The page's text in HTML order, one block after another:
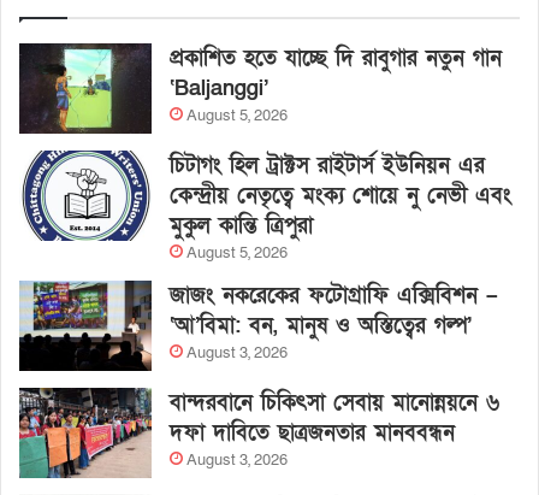
প্রকাশিত হতে যাচ্ছে দি রাবুগার নতুন গান
‘Baljanggi’
August 5, 2026
চিটাগং হিল ট্রাক্টস রাইটার্স ইউনিয়ন এর
কেন্দ্রীয় নেতৃত্বে মংক্য শোয়ে নু নেভী এবং
মুকুল কান্তি ত্রিপুরা
August 5, 2026
জাজং নকরেকের ফটোগ্রাফি এক্সিবিশন –
‘আ’বিমা: বন, মানুষ ও অস্তিত্বের গল্প’
August 3, 2026
বান্দরবানে চিকিৎসা সেবায় মানোন্নয়নে ৬
দফা দাবিতে ছাত্রজনতার মানববন্ধন
August 3, 2026